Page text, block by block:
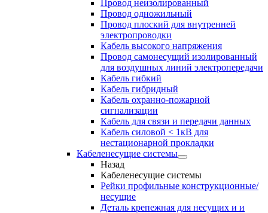
Провод неизолированный
Провод одножильный
Провод плоский для внутренней
электропроводки
Кабель высокого напряжения
Провод самонесущий изолированный
для воздушных линий электропередачи
Кабель гибкий
Кабель гибридный
Кабель охранно-пожарной
сигнализации
Кабель для связи и передачи данных
Кабель силовой < 1кВ для
нестационарной прокладки
Кабеленесущие системы
Назад
Кабеленесущие системы
Рейки профильные конструкционные/
несущие
Деталь крепежная для несущих и и